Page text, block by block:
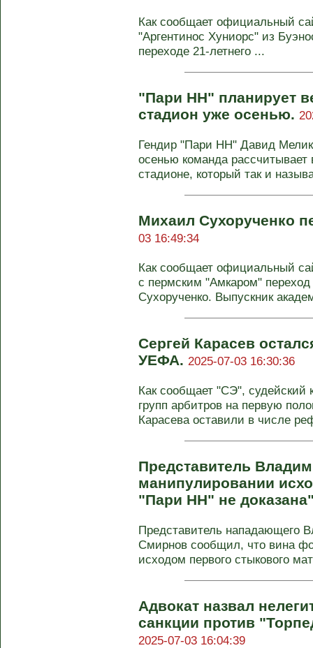
Как сообщает официальный
"Аргентинос Хуниорс" из
переходе 21-летнего ...
"Пари НН" планирует
стадион уже осенью.
Гендир "Пари НН" Давид
осенью команда
стадионе, который так и
Михаил Сухорученко
03 16:49:34
Как сообщает официальный
с пермским "Амкаром"
Сухорученко. Выпускник
Сергей Карасев
УЕФА. 2025-07-03 16:30:36
Как сообщает "СЭ", судейский
групп арбитров на первую
Карасева оставили в числе
Представитель
манипулировании
"Пари НН" не
Представитель нападающего
Смирнов сообщил, что вина
исходом первого стыкового
Адвокат назвал
санкции против
2025-07-03 16:04:39